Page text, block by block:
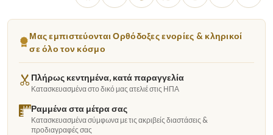
Μας εμπιστεύονται Ορθόδοξες ενορίες & κληρικοί
σε όλο τον κόσμο
Πλήρως κεντημένα, κατά παραγγελία
Κατασκευασμένα στο δικό μας ατελιέ στις ΗΠΑ
Ραμμένα στα μέτρα σας
Κατασκευασμένα σύμφωνα με τις ακριβείς διαστάσεις &
προδιαγραφές σας